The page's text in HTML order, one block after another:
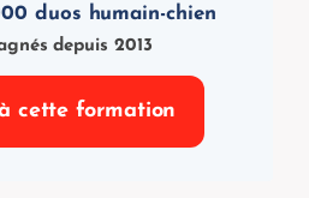
duos humain-chien
depuis 2013
cette formation